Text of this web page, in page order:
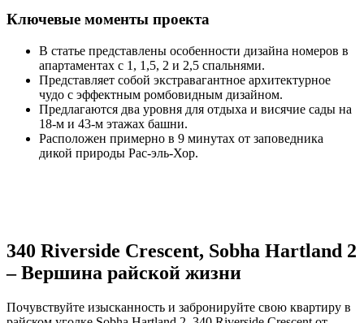
Ключевые моменты проекта
В статье представлены особенности дизайна номеров в
апартаментах с 1, 1,5, 2 и 2,5 спальнями.
Представляет собой экстравагантное архитектурное
чудо с эффектным ромбовидным дизайном.
Предлагаются два уровня для отдыха и висячие сады на
18-м и 43-м этажах башни.
Расположен примерно в 9 минутах от заповедника
дикой природы Рас-эль-Хор.
340 Riverside Crescent, Sobha Hartland 2
– Вершина райской жизни
Почувствуйте изысканность и забронируйте свою квартиру в